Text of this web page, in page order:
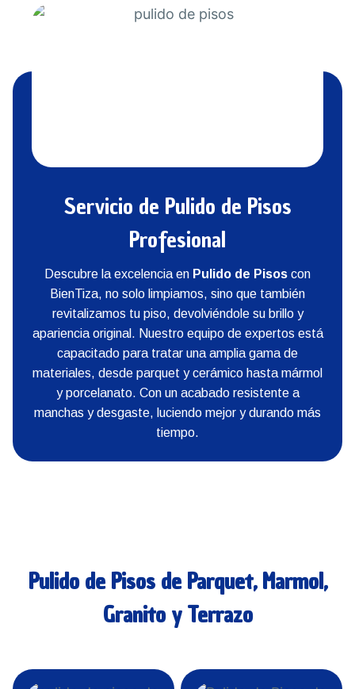
Servicio de Pulido de Pisos
Profesional
Descubre la excelencia en Pulido de Pisos con
BienTiza, no solo limpiamos, sino que también
revitalizamos tu piso, devolviéndole su brillo y
apariencia original. Nuestro equipo de expertos está
capacitado para tratar una amplia gama de
materiales, desde parquet y cerámico hasta mármol
y porcelanato. Con un acabado resistente a
manchas y desgaste, luciendo mejor y durando más
tiempo.
Pulido de Pisos de Parquet, Marmol,
Granito y Terrazo